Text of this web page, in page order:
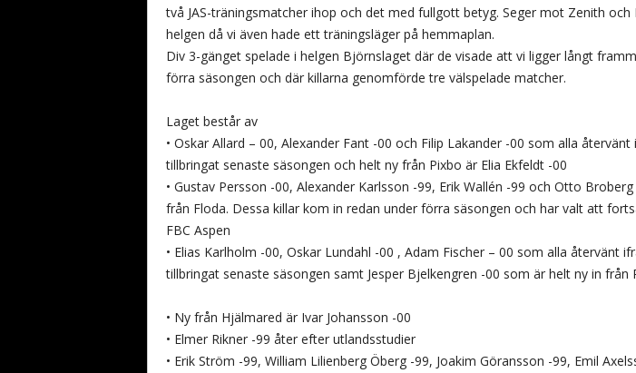
två JAS-träningsmatcher ihop och det med fullgott betyg. Seger mot Zenith och
helgen då vi även hade ett träningsläger på hemmaplan.
Div 3-gänget spelade i helgen Björnslaget där de visade att vi ligger långt
förra säsongen och där killarna genomförde tre välspelade matcher.
Laget består av
• Oskar Allard – 00, Alexander Fant -00 och Filip Lakander -00 som alla
tillbringat senaste säsongen och helt ny från Pixbo är Elia Ekfeldt -00
• Gustav Persson -00, Alexander Karlsson -99, Erik Wallén -99 och Otto
från Floda. Dessa killar kom in redan under förra säsongen och har valt att
FBC Aspen
• Elias Karlholm -00, Oskar Lundahl -00 , Adam Fischer – 00 som alla återvänt
tillbringat senaste säsongen samt Jesper Bjelkengren -00 som är helt ny in från
• Ny från Hjälmared är Ivar Johansson -00
• Elmer Rikner -99 åter efter utlandsstudier
• Erik Ström -99, William Lilienberg Öberg -99, Joakim Göransson -99, Emil